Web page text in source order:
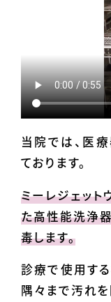
当院では、医
ております。
ミーレジェッ
た高性能洗浄
毒します。
診療で使用す
隅々まで汚れ